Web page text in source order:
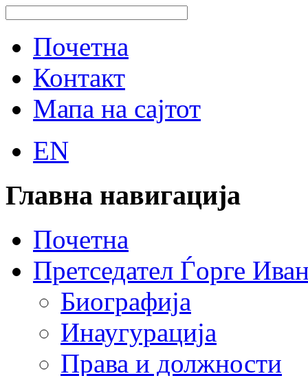
Почетна
Контакт
Мапа на сајтот
EN
Главна навигација
Почетна
Претседател Ѓорге
Биографија
Инаугурација
Права и должности